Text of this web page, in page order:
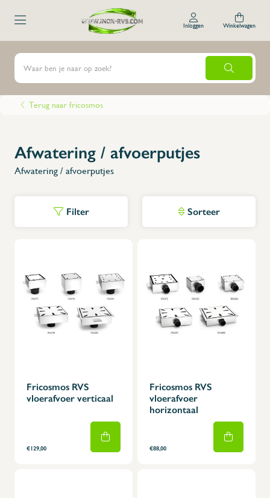
Inloggen Winkelwagen
Terug naar fricosmos
Afwatering / afvoerputjes
Afwatering / afvoerputjes
Filter Sorteer
Fricosmos RVS
vloerafvoer verticaal
€129,00
Fricosmos RVS
vloerafvoer
horizontaal
€88,00